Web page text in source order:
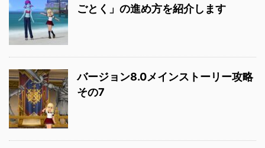
ごとく」の進め方を紹介します
バージョン8.0メインストーリー攻略
その7